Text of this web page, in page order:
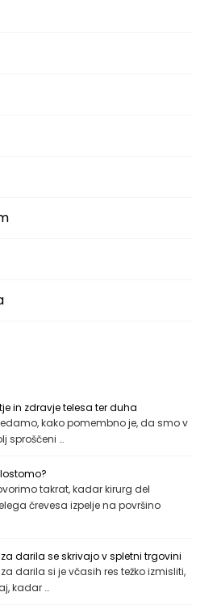
in zdravje telesa ter duha
kako pomembno je, da smo v
sproščeni …
takrat, kadar kirurg del
črevesa izpelje na površino
darila se skrivajo v spletni trgovini
darila si je včasih res težko izmisliti,
kadar …